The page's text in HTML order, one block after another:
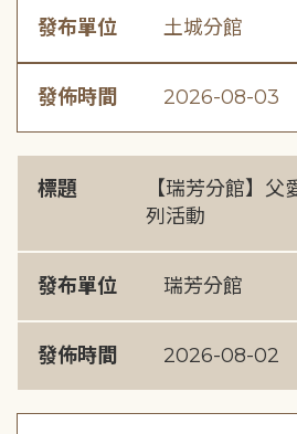
發布單位 土城分館
發佈時間 2026-08-03
標題
【瑞芳分館】
列活動
發布單位 瑞芳分館
發佈時間 2026-08-02